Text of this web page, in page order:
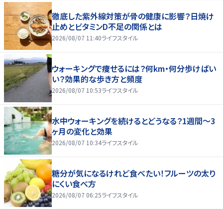
徹底した紫外線対策が骨の健康に影響？日焼け
止めとビタミンD不足の関係とは
2026/08/07 11:40ライフスタイル
ウォーキングで痩せるには？何km・何分歩けばい
い？効果的な歩き方と頻度
2026/08/07 10:53ライフスタイル
水中ウォーキングを続けるとどうなる？1週間～3
ヶ月の変化と効果
2026/08/07 10:34ライフスタイル
糖分が気になるけれど食べたい！フルーツの太り
にくい食べ方
2026/08/07 06:25ライフスタイル